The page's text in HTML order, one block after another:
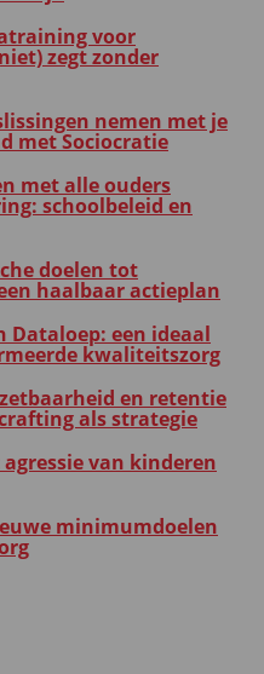
voor
zegt zonder
nemen met je
met Sociocratie
met alle ouders
schoolbeleid en
doelen tot
haalbaar actieplan
Dataloep: een ideaal
kwaliteitszorg
en retentie
als strategie
van kinderen
minimumdoelen